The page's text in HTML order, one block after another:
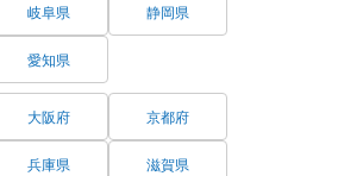
岐阜県 静岡県
愛知県
大阪府 京都府
兵庫県 滋賀県